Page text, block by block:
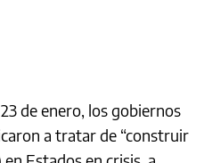
de enero, los gobiernos
a tratar de “construir